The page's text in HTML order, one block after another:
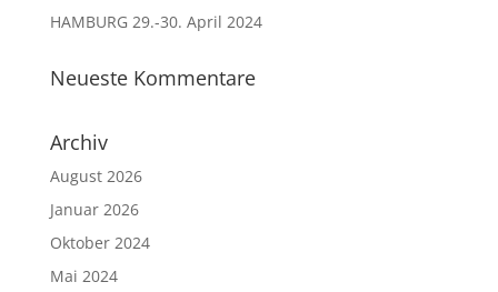
HAMBURG 29.-30. April 2024
Neueste Kommentare
Archiv
August 2026
Januar 2026
Oktober 2024
Mai 2024